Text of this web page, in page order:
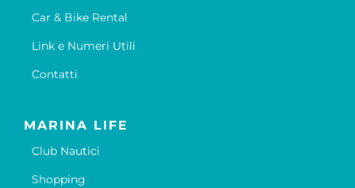
Car & Bike Rental
Link e Numeri Utili
Contatti
MARINA LIFE
Club Nautici
Shopping